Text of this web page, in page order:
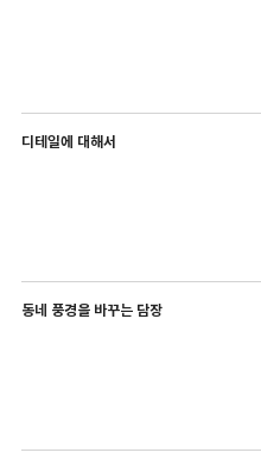
디테일에 대해서
동네 풍경을 바꾸는 담장